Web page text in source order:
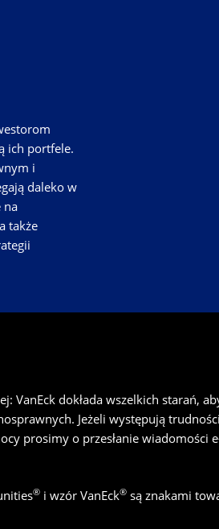
ich portfele.
i
daleko w
na
także
VanEck dokłada wszelkich starań,
Jeżeli występują
prosimy o przesłanie wiadomości
® i wzór VanEck® są znakami